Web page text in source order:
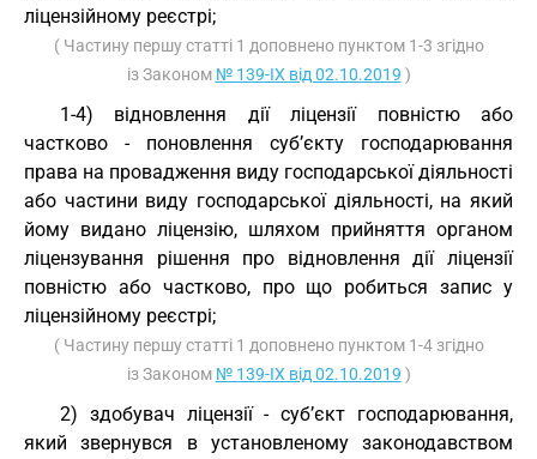
ліцензійному реєстрі;
( Частину першу статті 1 доповнено пунктом 1-3 згідно
із Законом № 139-IX від 02.10.2019 )
1-4) відновлення дії ліцензії повністю або
частково - поновлення суб’єкту господарювання
права на провадження виду господарської діяльності
або частини виду господарської діяльності, на який
йому видано ліцензію, шляхом прийняття органом
ліцензування рішення про відновлення дії ліцензії
повністю або частково, про що робиться запис у
ліцензійному реєстрі;
( Частину першу статті 1 доповнено пунктом 1-4 згідно
із Законом № 139-IX від 02.10.2019 )
2) здобувач ліцензії - суб’єкт господарювання,
який звернувся в установленому законодавством